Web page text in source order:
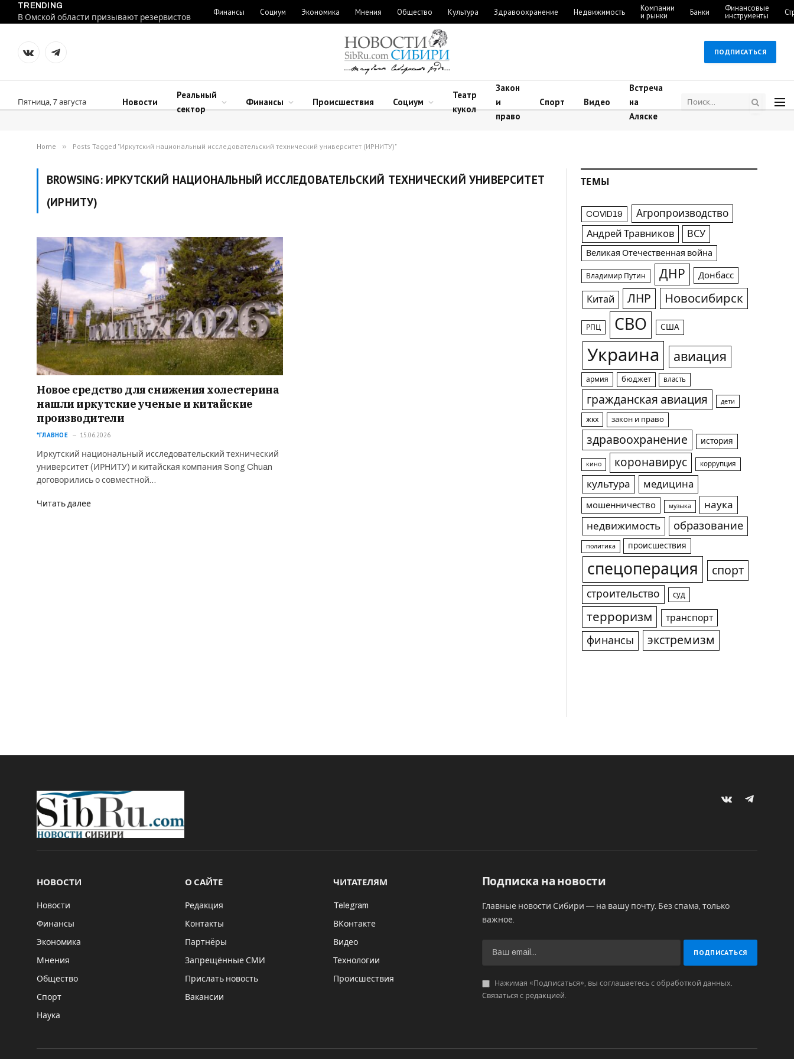
TRENDING
В Омской области призывают резервистов
Финансы Социум Экономика Мнения Общество Культура Здравоохранение Недвижимость Компании
и рынки Банки Финансовые
инструменты
VKontakteTelegram
ПОДПИСАТЬСЯ
Пятница, 7 августа Новости
Реальный
сектор
Финансы Происшествия Социум
Театр
кукол
Закон
и
право
Спорт Видео
Встреча
на
Аляске
Home » Posts Tagged "Иркутский национальный исследовательский технический университет (ИРНИТУ)"
BROWSING: ИРКУТСКИЙ НАЦИОНАЛЬНЫЙ ИССЛЕДОВАТЕЛЬСКИЙ ТЕХНИЧЕСКИЙ УНИВЕРСИТЕТ
(ИРНИТУ)
Новое средство для снижения холестерина
нашли иркутские ученые и китайские
производители
*ГЛАВНОЕ 15.06.2026
Иркутский национальный исследовательский технический
университет (ИРНИТУ) и китайская компания Song Chuan
договорились о совместной…
Читать далее
ТЕМЫ
COVID19 Агропроизводство
Андрей Травников ВСУ
Великая Отечественная война
Владимир Путин ДНР Донбасс
Китай ЛНР Новосибирск
РПЦ СВО США
Украина авиация
армия бюджет власть
гражданская авиация дети
жкх закон и право
здравоохранение история
кино коронавирус коррупция
культура медицина
мошенничество музыка
наука
недвижимость
образование
политика происшествия
спецоперация спорт
строительство суд
терроризм транспорт
финансы экстремизм
VKontakteTelegram
НОВОСТИ
Новости
Финансы
Экономика
Мнения
Общество
Спорт
Наука
О САЙТЕ
Редакция
Контакты
Партнёры
Запрещённые СМИ
Прислать новость
Вакансии
ЧИТАТЕЛЯМ
Telegram
ВКонтакте
Видео
Технологии
Происшествия
Подписка на новости
Главные новости Сибири — на вашу почту. Без спама, только
важное.
Нажимая «Подписаться», вы соглашаетесь с обработкой данных.
Связаться с редакцией